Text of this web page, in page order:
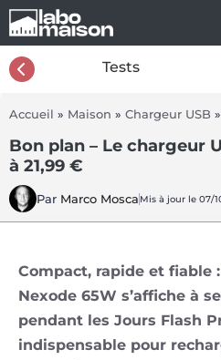
Aller
au
contenu
Tests
Accueil » Maison » Chargeur USB »
Bon plan – Le chargeur
à 21,99 €
Par Marco Mosca Mis à jour le 07/
Compact, rapide et fiable
Nexode 65W s’affiche à
pendant les Jours Flash
indispensable pour